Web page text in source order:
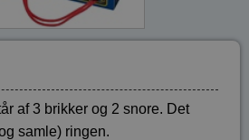
af 3 brikker og 2 snore. Det
samle) ringen.